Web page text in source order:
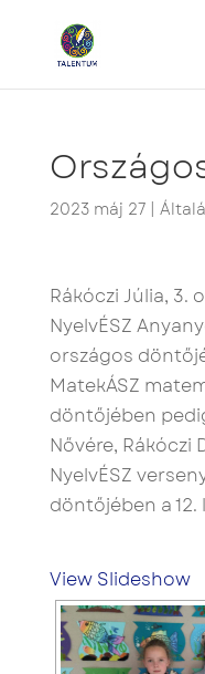
2023 máj 27|
Rákóczi Júlia, 3.
NyelvÉSZ
országos
MatekÁSZ
döntőjében
Nővére, Rákóczi
NyelvÉSZ
döntőjében a 12.
View Slideshow